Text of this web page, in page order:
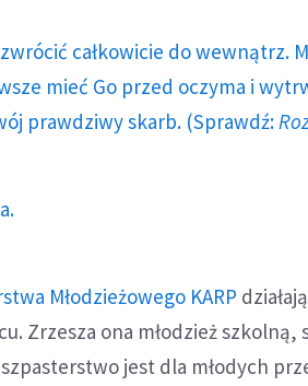
całkowicie do wewnątrz.
mieć Go przed oczyma i
prawdziwy skarb. (Sprawdź:
Młodzieżowego KARP
Zrzesza ona młodzież szkolną,
jest dla młodych